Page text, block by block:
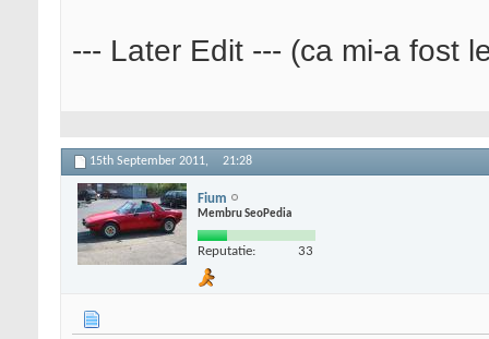
--- Later Edit --- (ca mi-a fost
15th September 2011, 21:28
Fium
Membru SeoPedia
Reputatie: 33